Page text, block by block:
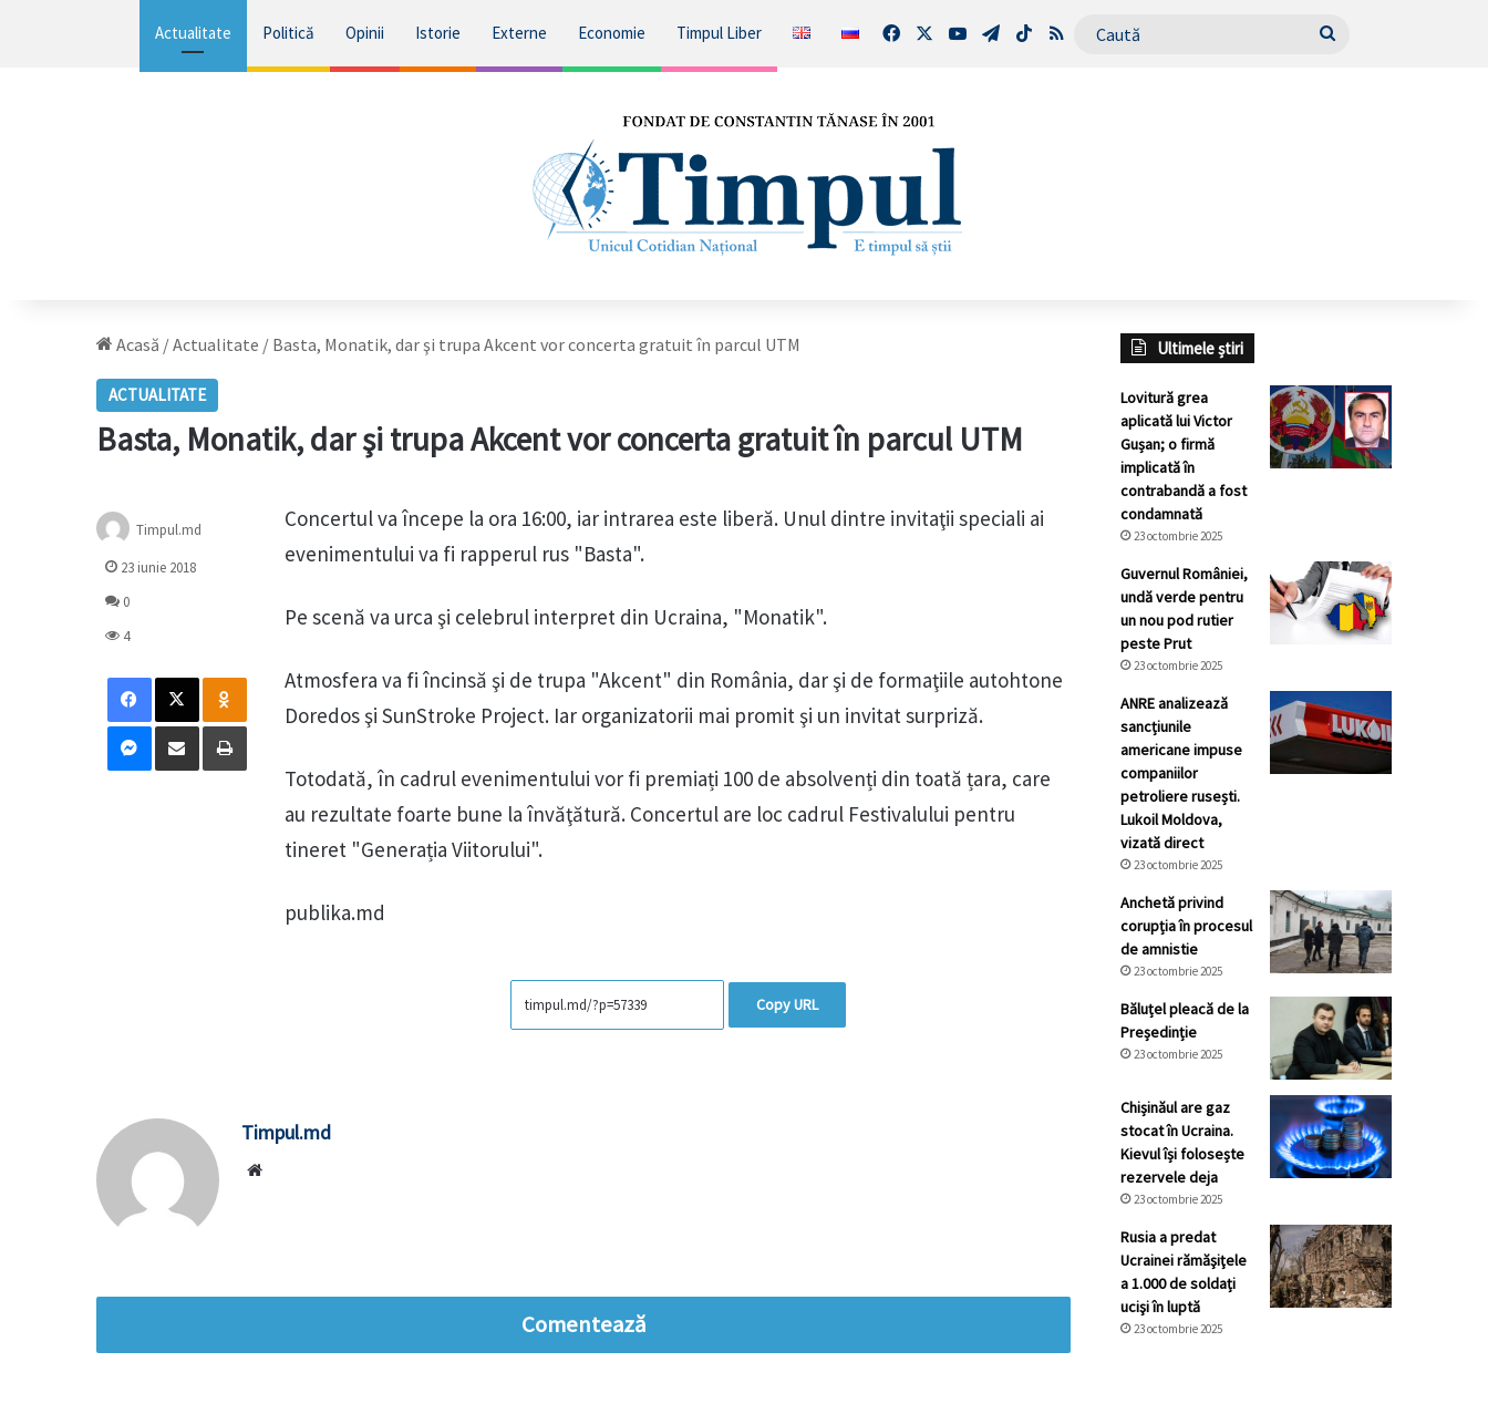
Actualitate Politică Opinii Istorie Externe Economie Timpul Liber FacebookYouTubeTelegram
TikTokRSS Caută
Acasă /Actualitate / Basta, Monatik, dar şi trupa Akcent vor concerta gratuit în parcul UTM
ACTUALITATE
Basta, Monatik, dar şi trupa Akcent vor concerta gratuit în parcul UTM
Concertul va începe la ora 16:00, iar intrarea este liberă. Unul dintre invitaţii speciali ai
evenimentului va fi rapperul rus "Basta".
Pe scenă va urca şi celebrul interpret din Ucraina, "Monatik".
Atmosfera va fi încinsă şi de trupa "Akcent" din România, dar şi de formaţiile autohtone
Doredos şi SunStroke Project. Iar organizatorii mai promit şi un invitat surpriză.
Totodată, în cadrul evenimentului vor fi premiați 100 de absolvenți din toată țara, care
au rezultate foarte bune la învăţătură. Concertul are loc cadrul Festivalului pentru
tineret "Generația Viitorului".
publika.md
Copy URL
Timpul.md
23 iunie 2018
0
4
Facebook
X Odnoklassniki
Messenger
Distribuie prin mail Tipărește
Timpul.md
Comentează
Ultimele știri
Lovitură grea
aplicată lui Victor
Gușan; o firmă
implicată în
contrabandă a fost
condamnată
23 octombrie 2025
Guvernul României,
undă verde pentru
un nou pod rutier
peste Prut
23 octombrie 2025
ANRE analizează
sancțiunile
americane impuse
companiilor
petroliere rusești.
Lukoil Moldova,
vizată direct
23 octombrie 2025
Anchetă privind
corupția în procesul
de amnistie
23 octombrie 2025
Băluțel pleacă de la
Președinție
23 octombrie 2025
Chișinăul are gaz
stocat în Ucraina.
Kievul își folosește
rezervele deja
23 octombrie 2025
Rusia a predat
Ucrainei rămăşiţele
a 1.000 de soldați
ucişi în luptă
23 octombrie 2025